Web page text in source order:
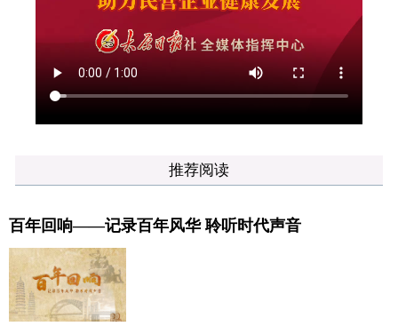
推荐阅读
百年回响——记录百年风华 聆听时代声音